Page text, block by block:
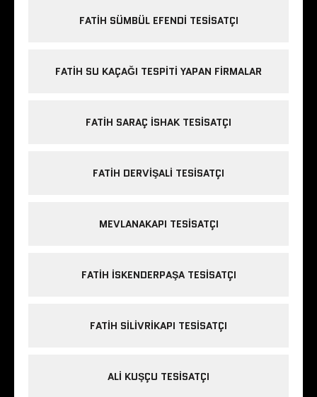
FATIH SÜMBÜL EFENDI TESISATÇI
FATIH SU KAÇAĞI TESPITI YAPAN FIRMALAR
FATIH SARAÇ ISHAK TESISATÇI
FATIH DERVIŞALI TESISATÇI
MEVLANAKAPI TESISATÇI
FATIH ISKENDERPAŞA TESISATÇI
FATIH SILIVRIKAPI TESISATÇI
ALI KUŞÇU TESISATÇI